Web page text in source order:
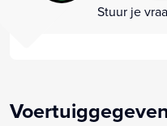
Stuur je